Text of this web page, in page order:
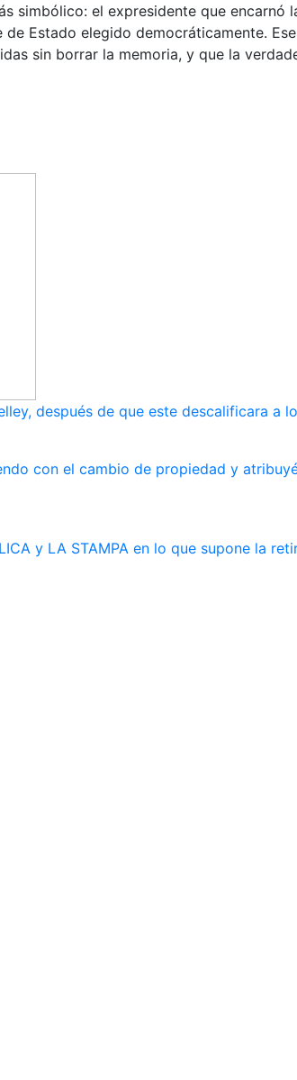
simbólico: el expresidente que
Estado elegido democráticamente.
sin borrar la memoria, y que la
después de que este descalificara a
con el cambio de propiedad y
y LA STAMPA en lo que supone la